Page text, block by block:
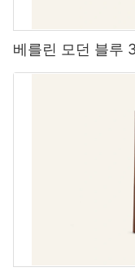
베를린 모던 블루